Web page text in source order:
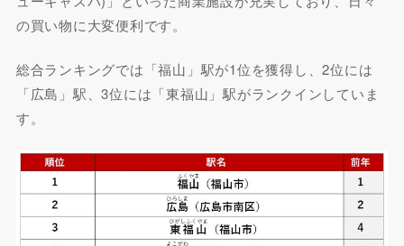
の買い物に大変便利です。
総合ランキングでは「福山」駅が1位を獲得し、2位には
「広島」駅、3位には「東福山」駅がランクインしていま
す。